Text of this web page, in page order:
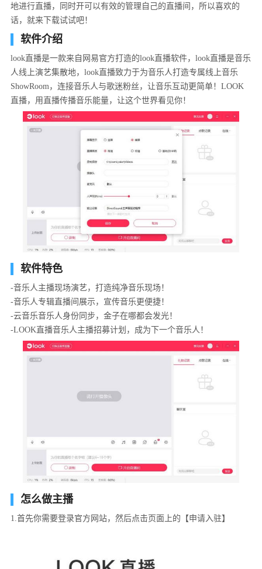
地进行直播，同时开可以有效的管理自己的直播间，所以喜欢的
话，就来下载试试吧！
软件介绍
look直播是一款来自网易官方打造的look直播软件，look直播是音乐
人线上演艺集散地，look直播致力于为音乐人打造专属线上音乐
ShowRoom，连接音乐人与歌迷粉丝，让音乐互动更简单！LOOK
直播，用直播传播音乐能量，让这个世界看见你！
软件特色
-音乐人主播现场演艺，打造纯净音乐现场！
-音乐人专辑直播间展示，宣传音乐更便捷！
-云音乐音乐人身份同步，金子在哪都会发光！
-LOOK直播音乐人主播招募计划，成为下一个音乐人！
怎么做主播
1.首先你需要登录官方网站，然后点击页面上的【申请入驻】